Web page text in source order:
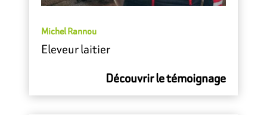
Michel Rannou
Eleveur laitier
Découvrir le témoignage